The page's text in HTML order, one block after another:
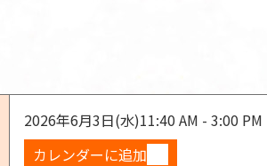
2026年6月3日(水)11:40 AM - 3:00 PM
カレンダーに追加